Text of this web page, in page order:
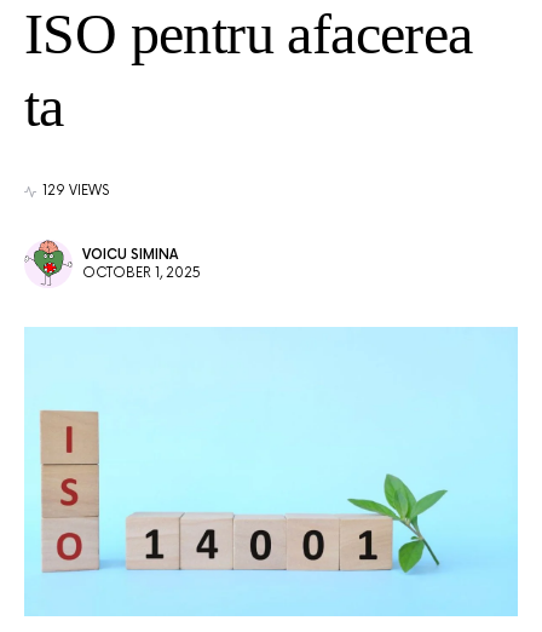
ISO pentru afacerea
ta
129 VIEWS
VOICU SIMINA
OCTOBER 1, 2025